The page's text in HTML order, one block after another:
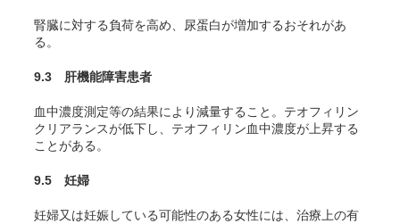
腎臓に対する負荷を高め、尿蛋白が増加するおそれがあ
る。
9.3 肝機能障害患者
血中濃度測定等の結果により減量すること。テオフィリン
クリアランスが低下し、テオフィリン血中濃度が上昇する
ことがある。
9.5 妊婦
妊婦又は妊娠している可能性のある女性には、治療上の有